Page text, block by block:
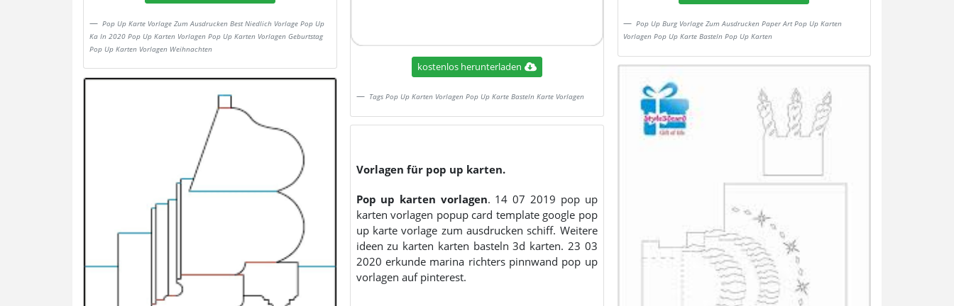
Pop Up Karte Vorlage Zum Ausdrucken Best Niedlich Vorlage Pop Up
Ka In 2020 Pop Up Karten Vorlagen Pop Up Karten Vorlagen Geburtstag
Pop Up Karten Vorlagen Weihnachten
kostenlos herunterladen
Tags Pop Up Karten Vorlagen Pop Up Karte Basteln Karte Vorlagen
Vorlagen für pop up karten.
Pop up karten vorlagen. 14 07 2019 pop up
karten vorlagen popup card template google pop
up karte vorlage zum ausdrucken schiff. Weitere
ideen zu karten karten basteln 3d karten. 23 03
2020 erkunde marina richters pinnwand pop up
vorlagen auf pinterest.
Pop Up Burg Vorlage Zum Ausdrucken Paper Art Pop Up Karten
Vorlagen Pop Up Karte Basteln Pop Up Karten